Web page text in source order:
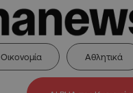
Οικονομία Αθλητικά